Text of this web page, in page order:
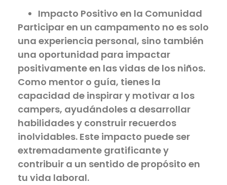
Impacto Positivo en la Comunidad
Participar en un campamento no es solo
una experiencia personal, sino también
una oportunidad para impactar
positivamente en las vidas de los niños.
Como mentor o guía, tienes la
capacidad de inspirar y motivar a los
campers, ayudándoles a desarrollar
habilidades y construir recuerdos
inolvidables. Este impacto puede ser
extremadamente gratificante y
contribuir a un sentido de propósito en
tu vida laboral.